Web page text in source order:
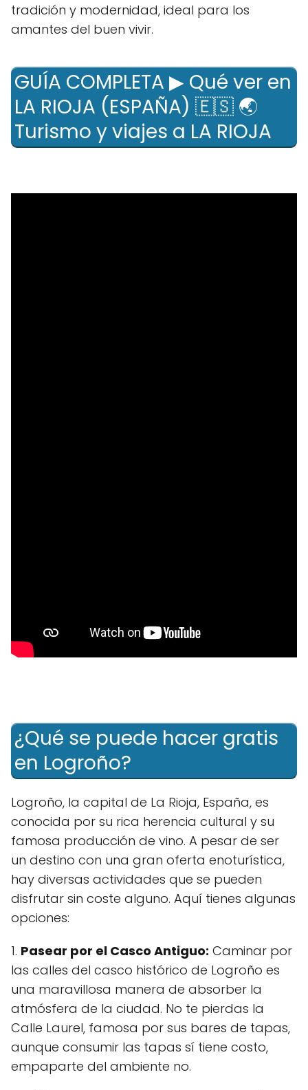
tradición y modernidad, ideal para los
amantes del buen vivir.
GUÍA COMPLETA ▶ Qué ver en
LA RIOJA (ESPAÑA) 🇪🇸 🌏
Turismo y viajes a LA RIOJA
¿Qué se puede hacer gratis
en Logroño?
Logroño, la capital de La Rioja, España, es
conocida por su rica herencia cultural y su
famosa producción de vino. A pesar de ser
un destino con una gran oferta enoturística,
hay diversas actividades que se pueden
disfrutar sin coste alguno. Aquí tienes algunas
opciones:
1. Pasear por el Casco Antiguo: Caminar por
las calles del casco histórico de Logroño es
una maravillosa manera de absorber la
atmósfera de la ciudad. No te pierdas la
Calle Laurel, famosa por sus bares de tapas,
aunque consumir las tapas sí tiene costo,
empaparte del ambiente no.